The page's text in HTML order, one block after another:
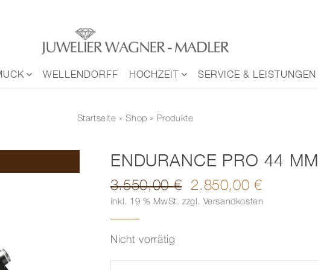
WELLENDORFF HOCHZEIT SERVICE & LEISTUNGEN
Startseite »Shop » Produkte
ENDURANCE PRO 44 MM
3.550,00€
Ursprünglicher
Preis
war:
3.550,00 €
2.850,00€
Aktueller
Preis
ist:
2.850,00 €.
inkl. 19 % MwSt. zzgl. Versandkosten
Nicht vorrätig